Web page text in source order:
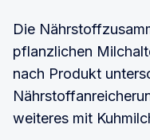
Quelle:
Die
pflanzlichen
nach Produkt
weiteres mit